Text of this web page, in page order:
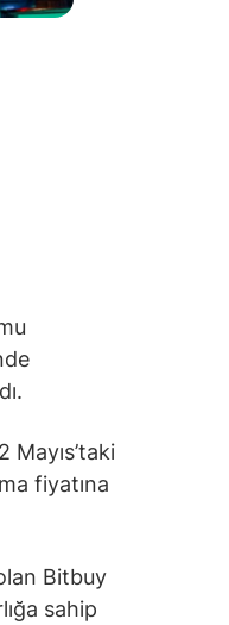
Mayıs’taki
fiyatına
Bitbuy
sahip